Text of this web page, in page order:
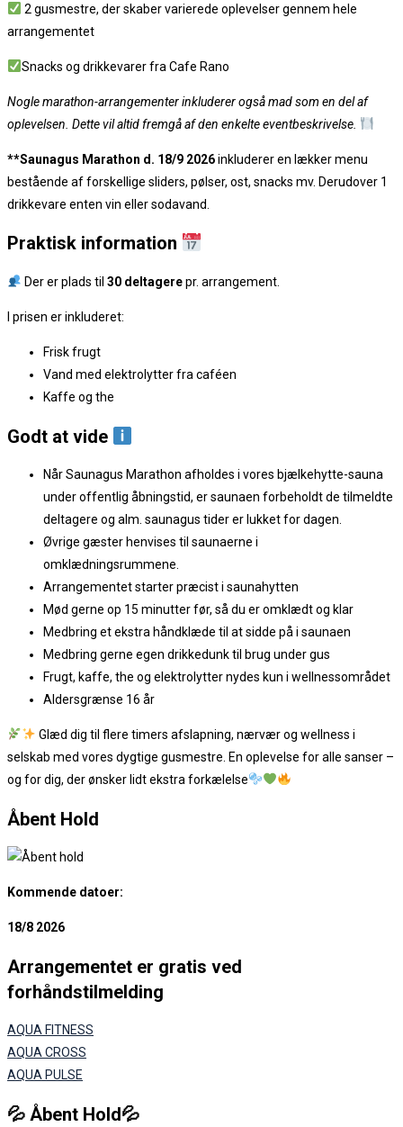
2 gusmestre, der skaber varierede oplevelser gennem hele
arrangementet
Snacks og drikkevarer fra Cafe Rano
Nogle marathon-arrangementer inkluderer også mad som en del af
oplevelsen. Dette vil altid fremgå af den enkelte eventbeskrivelse.
**Saunagus Marathon d. 18/9 2026inkluderer en lækker menu
bestående af forskellige sliders, pølser, ost, snacks mv. Derudover 1
drikkevare enten vin eller sodavand.
Praktisk information
Der er plads til 30 deltagerepr. arrangement.
I prisen er inkluderet:
Frisk frugt
Vand med elektrolytter fra caféen
Kaffe og the
Godt at vide
Når Saunagus Marathon afholdes i vores bjælkehytte-sauna
under offentlig åbningstid, er saunaen forbeholdt de tilmeldte
deltagere og alm. saunagus tider er lukket for dagen.
Øvrige gæster henvises til saunaerne i
omklædningsrummene.
Arrangementet starter præcist i saunahytten
Mød gerne op 15 minutter før, så du er omklædt og klar
Medbring et ekstra håndklæde til at sidde på i saunaen
Medbring gerne egen drikkedunk til brug under gus
Frugt, kaffe, the og elektrolytter nydes kun i wellnessområdet
Aldersgrænse 16 år
Glæd dig til flere timers afslapning, nærvær og wellness i
selskab med vores dygtige gusmestre. En oplevelse for alle sanser –
og for dig, der ønsker lidt ekstra forkælelse
Åbent Hold
Kommende datoer:
18/8 2026
Arrangementet er gratis ved
forhåndstilmelding
AQUA FITNESS
AQUA CROSS
AQUA PULSE
💦 Åbent Hold💦